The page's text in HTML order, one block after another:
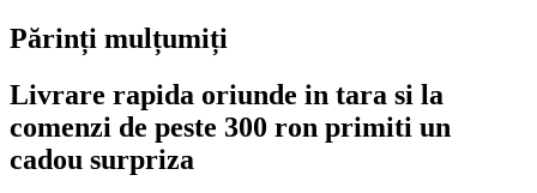
Părinți mulțumiți
Livrare rapida oriunde in tara si la
comenzi de peste 300 ron primiti un
cadou surpriza